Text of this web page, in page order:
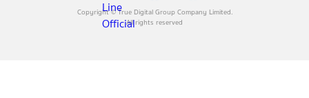
Copyright © True Digital Group Company Limited.
All rights reserved